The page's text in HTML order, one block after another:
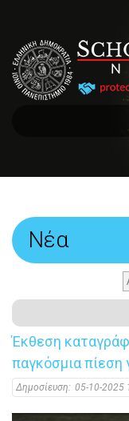
Νέα
Έκθεση
παγκόσμια πίεση
Δημοσίευση: 05-10-2025